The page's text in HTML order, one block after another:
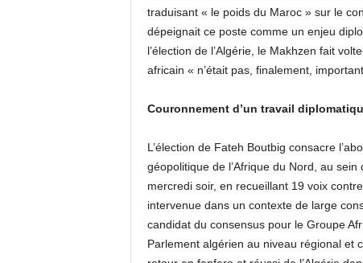
traduisant « le poids du Maroc » sur le
dépeignait ce poste comme un enjeu
l’élection de l’Algérie, le Makhzen fait
africain « n’était pas, finalement,
Couronnement d’un travail
L’élection de Fateh Boutbig consacre
géopolitique de l’Afrique du Nord, au
mercredi soir, en recueillant 19 voix
intervenue dans un contexte de large
candidat du consensus pour le Groupe
Parlement algérien au niveau régional et